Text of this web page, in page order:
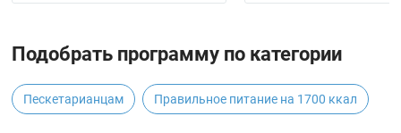
Подобрать программу по категории
Пескетарианцам Правильное питание на 1700 ккал